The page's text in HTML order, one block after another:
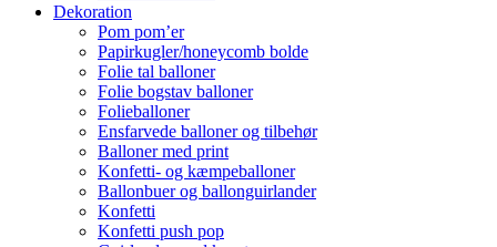
Dekoration
Pom pom’er
Papirkugler/honeycomb bolde
Folie tal balloner
Folie bogstav balloner
Folieballoner
Ensfarvede balloner og tilbehør
Balloner med print
Konfetti- og kæmpeballoner
Ballonbuer og ballonguirlander
Konfetti
Konfetti push pop